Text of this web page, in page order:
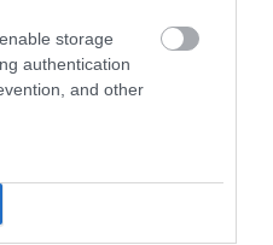
storage
authentication
and other
LÁTVÁNYOSSÁGAI,
MEGNÉZNI
EGY HÓNAP IS LEHET, MIRE